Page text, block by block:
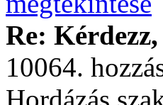
Re:
10064.